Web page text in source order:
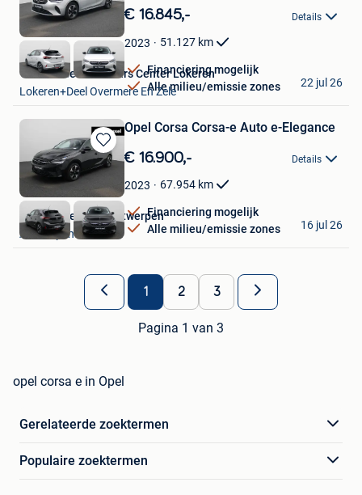
in
Favorieten
€ 16.845,- Details
2023 51.127 km
Financiering mogelijk
Alle milieu/emissie zones
Van Mossel Used Cars Center Lokeren
Lokeren+Deel Overmere En Zele
22 jul 26
Bewaren
in
Favorieten
Opel Corsa Corsa-e Auto e-Elegance
€ 16.900,- Details
2023 67.954 km
Financiering mogelijk
Alle milieu/emissie zones
Van Mossel Opel Antwerpen
Antwerpen
16 jul 26
1 2 3
Pagina 1 van 3
opel corsa e in Opel
Gerelateerde zoektermen
Populaire zoektermen